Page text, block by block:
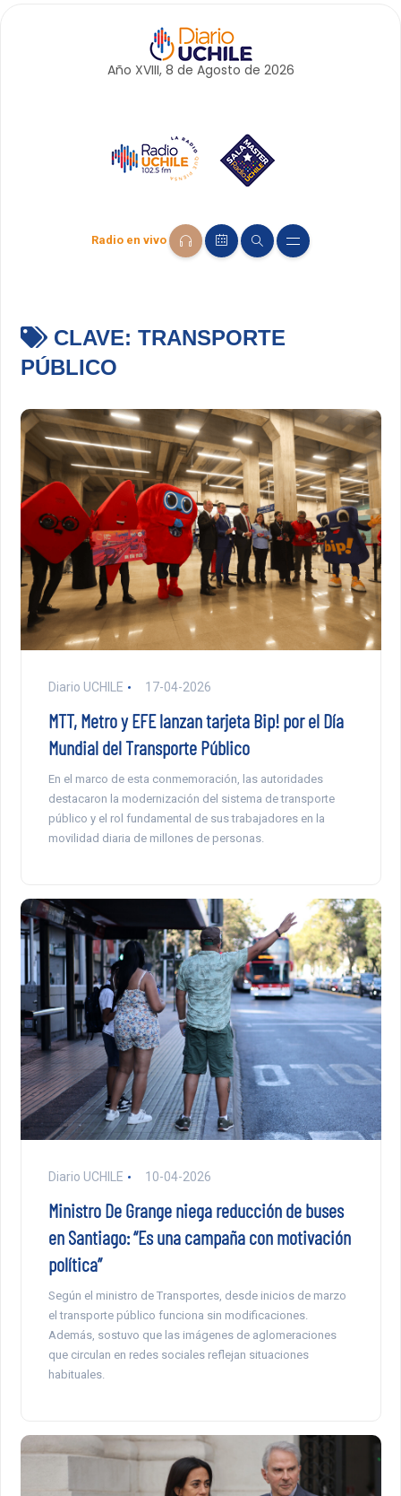
Año XVIII, 8 de Agosto de 2026
Radio en vivo
CLAVE: TRANSPORTE
PÚBLICO
Diario UCHILE 17-04-2026
MTT, Metro y EFE lanzan tarjeta Bip! por el Día
Mundial del Transporte Público
En el marco de esta conmemoración, las autoridades
destacaron la modernización del sistema de transporte
público y el rol fundamental de sus trabajadores en la
movilidad diaria de millones de personas.
Diario UCHILE 10-04-2026
Ministro De Grange niega reducción de buses
en Santiago: “Es una campaña con motivación
política”
Según el ministro de Transportes, desde inicios de marzo
el transporte público funciona sin modificaciones.
Además, sostuvo que las imágenes de aglomeraciones
que circulan en redes sociales reflejan situaciones
habituales.